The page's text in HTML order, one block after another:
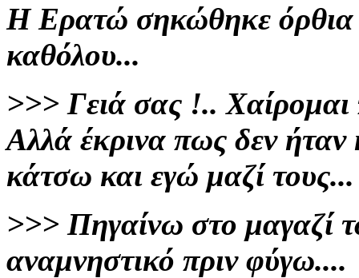
Η Ερατώ σηκώθηκε όρθια
καθόλου...
>>> Γειά σας !..
Αλλά έκρινα πως δεν
κάτσω και εγώ μαζί τους...
>>> Πηγαίνω στο μαγαζί
αναμνηστικό πριν φύγω....